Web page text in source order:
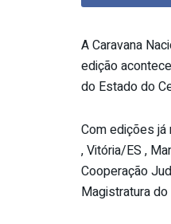
A Caravana
edição
do Estado do
Com edições
, Vitória/ES ,
Cooperação
Magistratura